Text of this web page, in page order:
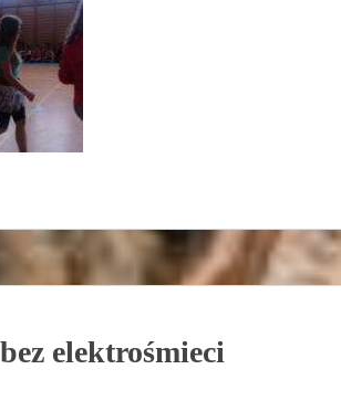
elektrośmieci